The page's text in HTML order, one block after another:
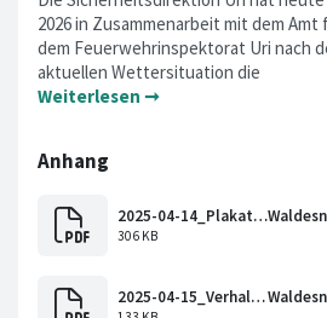
2026 in Zusammenarbeit mit dem
dem Feuerwehrinspektorat Uri nach
aktuellen Wettersituation die
Weiterlesen ➞